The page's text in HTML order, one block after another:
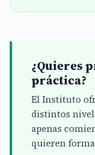
¿Quieres
práctica?
El Instituto
distintos
apenas
quieren